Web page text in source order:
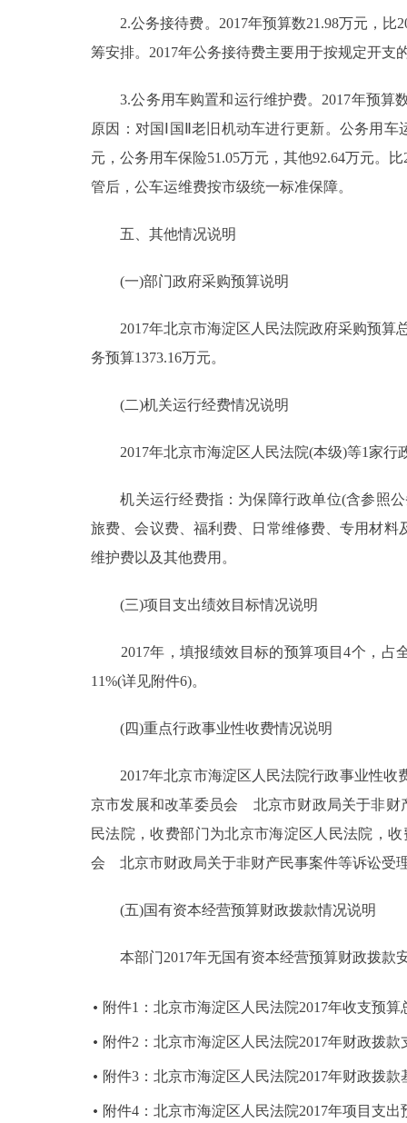
2.公务接待费。2017年预算数21.98万元，比
筹安排。2017年公务接待费主要用于按规定开支
3.公务用车购置和运行维护费。2017年预算数
原因：对国Ⅰ国Ⅱ老旧机动车进行更新。公务用车
元，公务用车保险51.05万元，其他92.64万元。
管后，公车运维费按市级统一标准保障。
五、其他情况说明
(一)部门政府采购预算说明
2017年北京市海淀区人民法院政府采购预算总
务预算1373.16万元。
(二)机关运行经费情况说明
2017年北京市海淀区人民法院(本级)等1家行
机关运行经费指：为保障行政单位(含参照公
旅费、会议费、福利费、日常维修费、专用材
维护费以及其他费用。
(三)项目支出绩效目标情况说明
2017年，填报绩效目标的预算项目4个，占全
11%(详见附件6)。
(四)重点行政事业性收费情况说明
2017年北京市海淀区人民法院行政事业性收
京市发展和改革委员会 北京市财政局关于非财
民法院，收费部门为北京市海淀区人民法院，
会 北京市财政局关于非财产民事案件等诉讼受
(五)国有资本经营预算财政拨款情况说明
本部门2017年无国有资本经营预算财政拨款
附件1：北京市海淀区人民法院2017年收支预算
附件2：北京市海淀区人民法院2017年财政拨款
附件3：北京市海淀区人民法院2017年财政拨
附件4：北京市海淀区人民法院2017年项目支出